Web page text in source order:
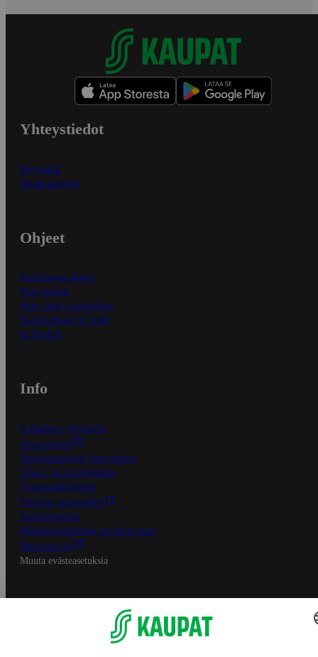
Yhteystiedot
Myymälät
Asiakaspalvelu
Ohjeet
Ensitilaajan ohjeet
Näin maksat
Näin tilaat ja muokkaat
Kaikki ohjeet ja vinkit
In English
Info
S-Business yrityksille
Oiva-raportit
Osuuskauppojen yhteystiedot
Tilaus- ja toimitusehdot
Tietosuojakäytäntö
Palvelun käyttöehdot
Saavutettavuus
Mobiilisovelluksen saavutettavuus
Mainostajalle
Muuta evästeasetuksia
S-ryhmän palvelut